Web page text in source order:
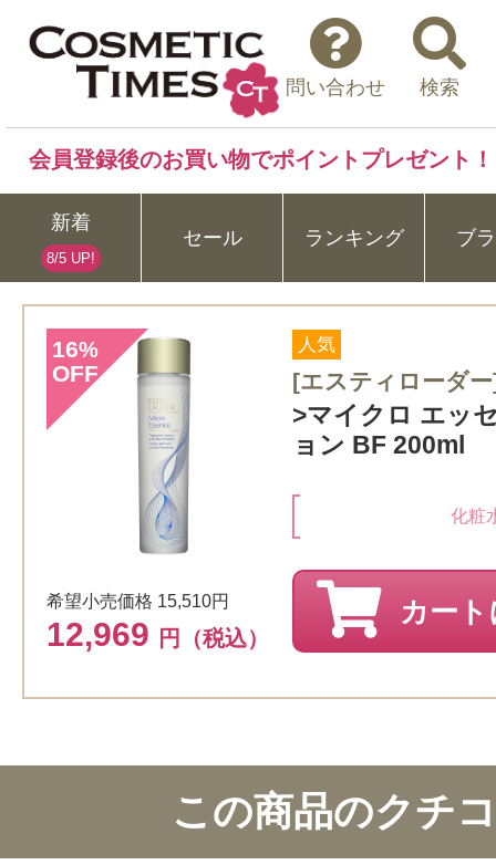
問い合わせ 検索
会員登録後のお買い物でポイントプレゼント！
新着
8/5 UP!
セール ランキング ブ
16%
OFF
希望小売価格 15,510円
12,969 円（税込）
人気
[エスティローダ
>マイクロ エッ
ョン BF 200ml
化粧
カー
この商品のクチ